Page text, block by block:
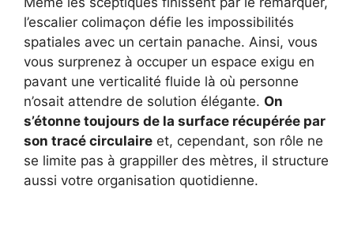
l’escalier colimaçon défie les impossibilités
spatiales avec un certain panache. Ainsi, vous
vous surprenez à occuper un espace exigu en
pavant une verticalité fluide là où personne
n’osait attendre de solution élégante. On
s’étonne toujours de la surface récupérée par
son tracé circulaire et, cependant, son rôle ne
se limite pas à grappiller des mètres, il structure
aussi votre organisation quotidienne.